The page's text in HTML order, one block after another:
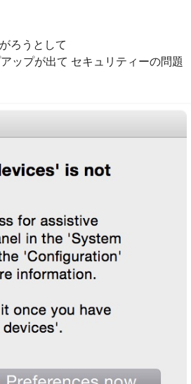
ろうとして
ップが出て セキュリティーの問題